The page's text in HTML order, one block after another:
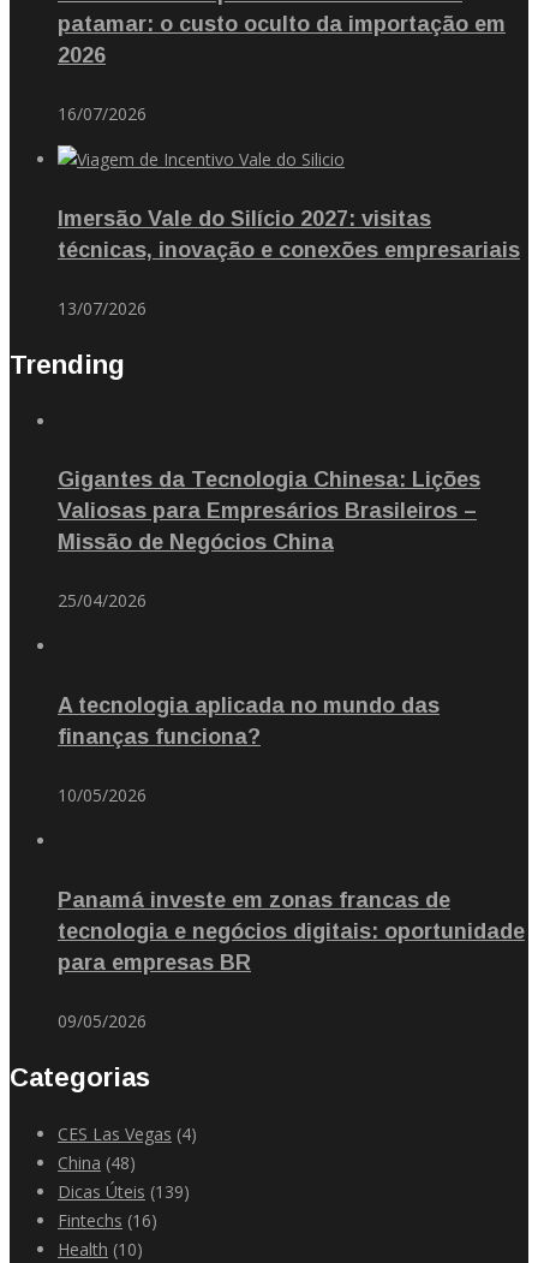
patamar: o custo oculto da importação em
2026
16/07/2026
Imersão Vale do Silício 2027: visitas
técnicas, inovação e conexões empresariais
13/07/2026
Trending
Gigantes da Tecnologia Chinesa: Lições
Valiosas para Empresários Brasileiros –
Missão de Negócios China
25/04/2026
A tecnologia aplicada no mundo das
finanças funciona?
10/05/2026
Panamá investe em zonas francas de
tecnologia e negócios digitais: oportunidade
para empresas BR
09/05/2026
Categorias
CES Las Vegas (4)
China (48)
Dicas Úteis (139)
Fintechs (16)
Health (10)